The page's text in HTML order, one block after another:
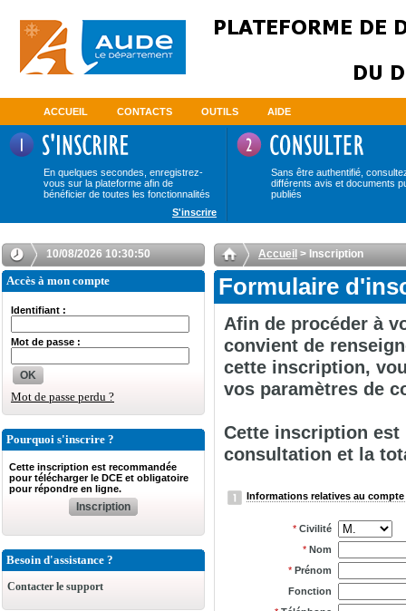
ACCUEIL CONTACTS OUTILS AIDE
En quelques secondes, enregistrez-
vous sur la plateforme afin de
bénéficier de toutes les fonctionnalités
Sans être authentifié,
différents avis et documents
publiés
S'inscrire
10/08/2026 10:30:50
Accès à mon compte
Identifiant :
Mot de passe :
OK
Mot de passe perdu ?
Pourquoi s'inscrire ?
Cette inscription est recommandée
pour télécharger le DCE et obligatoire
pour répondre en ligne.
Inscription
Besoin d'assistance ?
Contacter le support
Accueil > Inscription
Formulaire
Afin de procéder à
convient de
cette inscription,
vos paramètres de
Cette inscription est
consultation et la
Informations relatives au
* Civilité
* Nom
* Prénom
Fonction